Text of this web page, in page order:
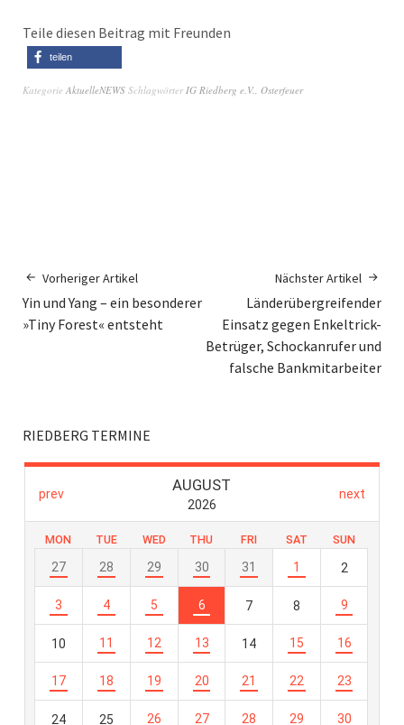
Teile diesen Beitrag mit Freunden
teilen
Kategorie AktuelleNEWS SchlagwörterIG Riedberg e.V., Osterfeuer
Vorheriger Artikel
Yin und Yang – ein besonderer
»Tiny Forest« entsteht
Nächster Artikel
Länderübergreifender
Einsatz gegen Enkeltrick-
Betrüger, Schockanrufer und
falsche Bankmitarbeiter
RIEDBERG TERMINE